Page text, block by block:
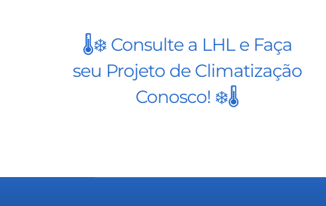
🌡️❄️ Consulte a LHL e Faça
seu Projeto de Climatização
Conosco! ❄️🌡️